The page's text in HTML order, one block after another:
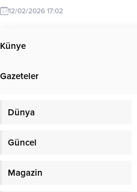
sergilediler. Sergi açılışı yapıldıktan
sonra Halk Eğitim Merkezi
konser verdiler. Düzenlenen
etkinlik hakkında Kdz.Ereğli Halk
Bozkurt konuşma yaparak, sergiye
Öğretmenlerin...
12/02/2026 17:02
Künye
Gazeteler
Dünya
Güncel
Magazin